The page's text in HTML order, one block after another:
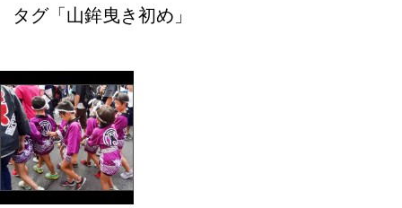
タグ「山鉾曳き初め」